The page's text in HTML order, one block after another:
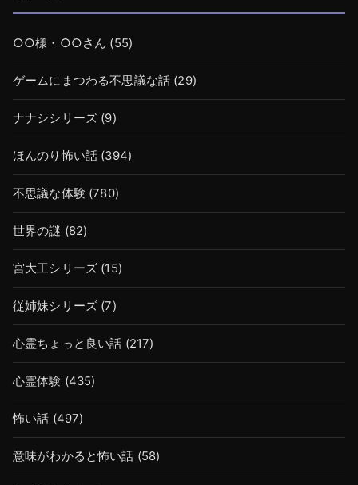
○○様・○○さん (55)
ゲームにまつわる不思議な話 (29)
ナナシシリーズ (9)
ほんのり怖い話 (394)
不思議な体験 (780)
世界の謎 (82)
宮大工シリーズ (15)
従姉妹シリーズ (7)
心霊ちょっと良い話 (217)
心霊体験 (435)
怖い話 (497)
意味がわかると怖い話 (58)